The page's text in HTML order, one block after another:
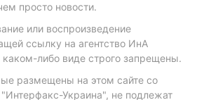
просто новости.
или воспроизведение
ссылку на агентство ИнА
каком-либо виде строго запрещены.
размещены на этом сайте со
"Интерфакс-Украина", не подлежат